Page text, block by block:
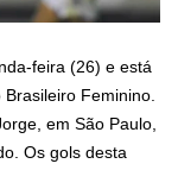
feira (26) e está
Feminino.
em São Paulo,
Os gols desta